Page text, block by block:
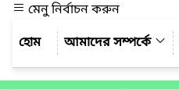
মেনু নির্বাচন করুন
আমাদের সম্পর্কে